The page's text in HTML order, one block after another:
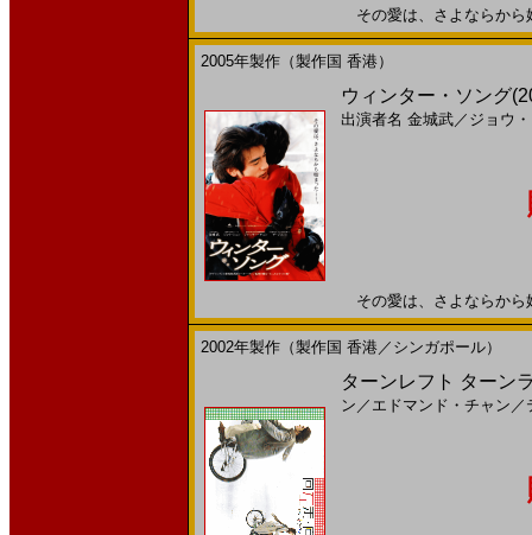
その愛は、さよならか
2005年製作（製作国 香港）
ウィンター・ソング
出演者名 金城武／ ジョウ
その愛は、さよならか
2002年製作（製作国 香港／シンガポール）
ターンレフト ターン
ン ／ エドマンド・チャン ／